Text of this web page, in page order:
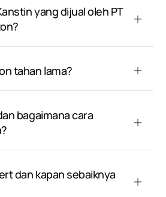
yang dijual oleh PT
tahan lama?
bagaimana cara
dan kapan sebaiknya